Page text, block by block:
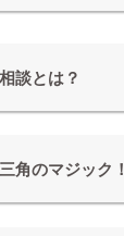
談とは？
角のマジック！